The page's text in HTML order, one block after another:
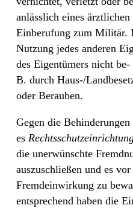
anlässlich eines
Einberufung zum Militär.
Nutzung jedes anderen
des Eigentümers nicht
B. durch Haus-/
oder Berauben.
Gegen die
es
die unerwünschte
auszuschließen und es
Fremdeinwirkung zu
entsprechend haben die